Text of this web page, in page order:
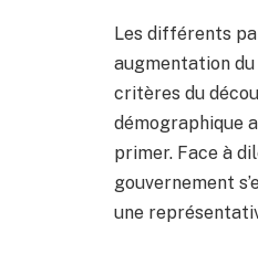
Les différents
augmentation
critères du
démographique
primer. Face à
gouvernement
une